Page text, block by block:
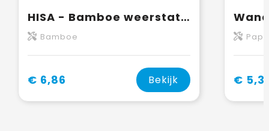
HISA - Bamboe weerstation
Bamboe
€ 6,86 Bekijk € 5,31